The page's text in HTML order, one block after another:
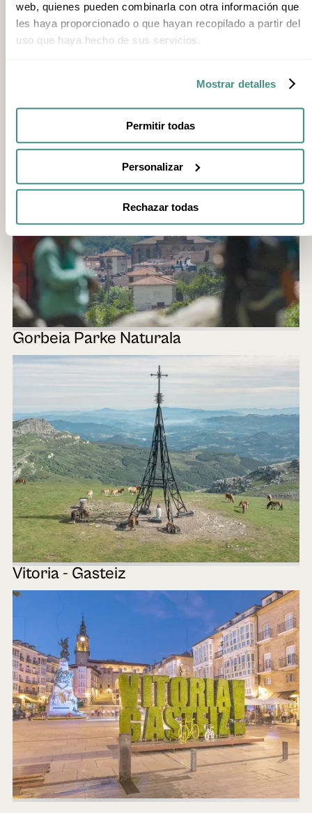
web, quienes pueden combinarla con otra información que
les haya proporcionado o que hayan recopilado a partir del
uso que haya hecho de sus servicios.
Mostrar detalles
Permitir todas
Personalizar
Rechazar todas
Durango
Gorbeia Parke Naturala
Vitoria - Gasteiz